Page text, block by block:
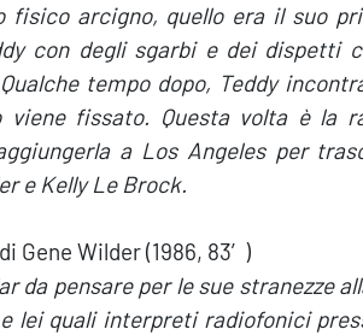
arcigno, quello era il suo
con degli sgarbi e dei dispetti
tempo dopo, Teddy
viene fissato. Questa volta è la
a Los Angeles per
e Kelly Le Brock.
di Gene Wilder (1986, 83′)
da pensare per le sue stranezze
lei quali interpreti radiofonici